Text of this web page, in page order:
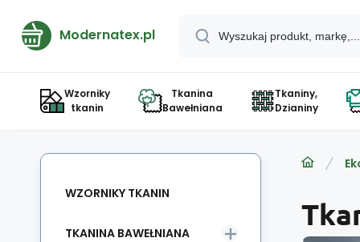
Modernatex.pl
Wzorniky
tkanin
Tkanina
Bawełniana
Tkaniny,
Dzianiny
WZORNIKY TKANIN
TKANINA BAWEŁNIANA